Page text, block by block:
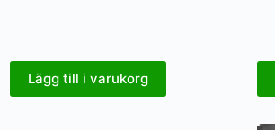
Lägg till i varukorg